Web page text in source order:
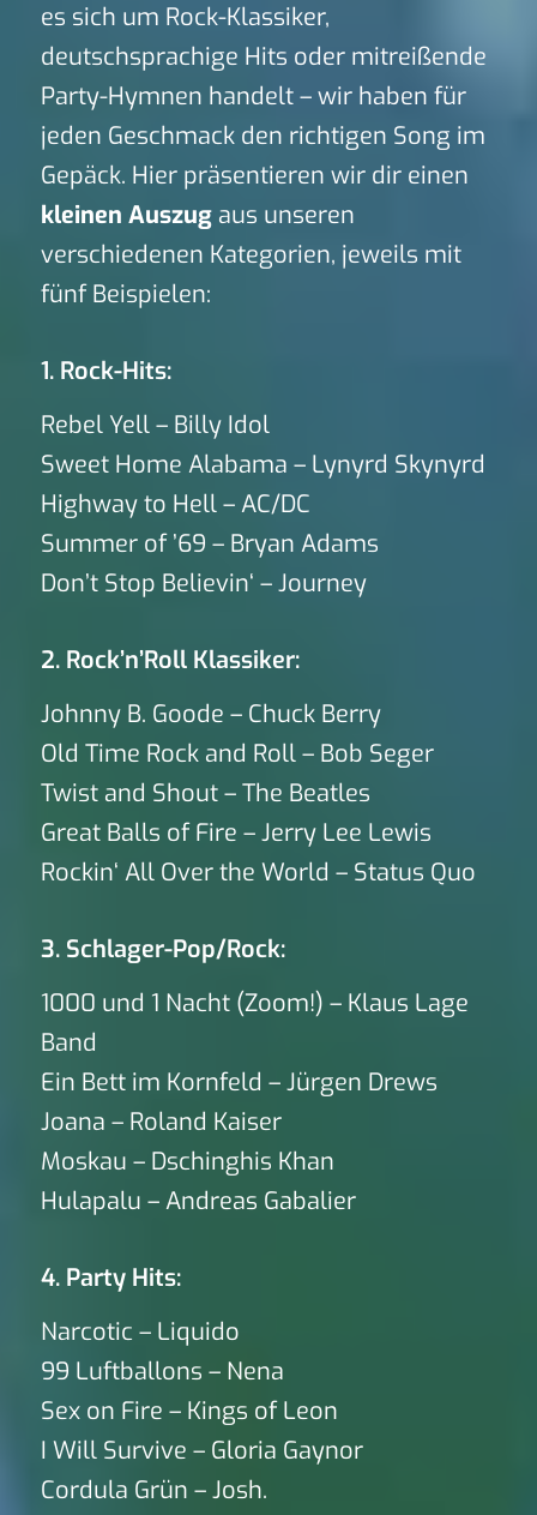
es sich um Rock-Klassiker,
deutschsprachige Hits oder mitreißende
Party-Hymnen handelt – wir haben für
jeden Geschmack den richtigen Song im
Gepäck. Hier präsentieren wir dir einen
kleinen Auszugaus unseren
verschiedenen Kategorien, jeweils mit
fünf Beispielen:
1. Rock-Hits:
Rebel Yell – Billy Idol
Sweet Home Alabama – Lynyrd Skynyrd
Highway to Hell – AC/DC
Summer of ’69 – Bryan Adams
Don’t Stop Believin‘ – Journey
2. Rock’n’Roll Klassiker:
Johnny B. Goode – Chuck Berry
Old Time Rock and Roll – Bob Seger
Twist and Shout – The Beatles
Great Balls of Fire – Jerry Lee Lewis
Rockin‘ All Over the World – Status Quo
3. Schlager-Pop/Rock:
1000 und 1 Nacht (Zoom!) – Klaus Lage
Band
Ein Bett im Kornfeld – Jürgen Drews
Joana – Roland Kaiser
Moskau – Dschinghis Khan
Hulapalu – Andreas Gabalier
4. Party Hits:
Narcotic – Liquido
99 Luftballons – Nena
Sex on Fire – Kings of Leon
I Will Survive – Gloria Gaynor
Cordula Grün – Josh.